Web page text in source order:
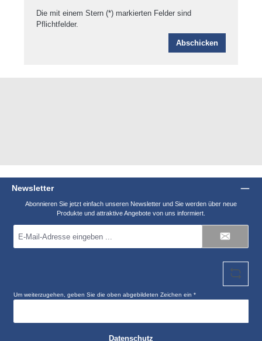
Die mit einem Stern (*) markierten Felder sind
Pflichtfelder.
Abschicken
Newsletter
Abonnieren Sie jetzt einfach unseren Newsletter und Sie werden über neue
Produkte und attraktive Angebote von uns informiert.
Mail-
Um weiterzugehen, geben Sie die oben abgebildeten Zeichen ein*
Datenschutz